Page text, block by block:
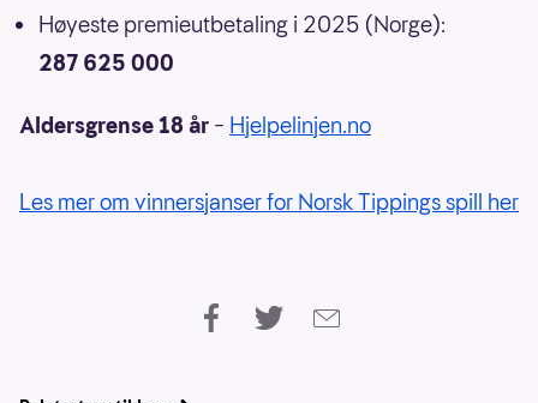
Høyeste premieutbetaling i 2025 (Norge):
287 625 000
Aldersgrense 18 år – Hjelpelinjen.no
Les mer om vinnersjanser for Norsk Tippings spill her